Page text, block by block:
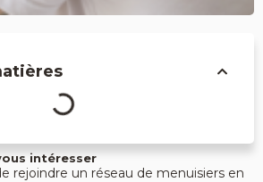
intéresser
rejoindre un réseau de menuisiers en